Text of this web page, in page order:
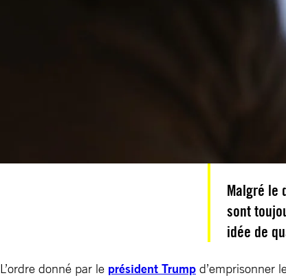
Malgré le
sont
idée de
L’ordre donné par le président Trump d’emprisonner